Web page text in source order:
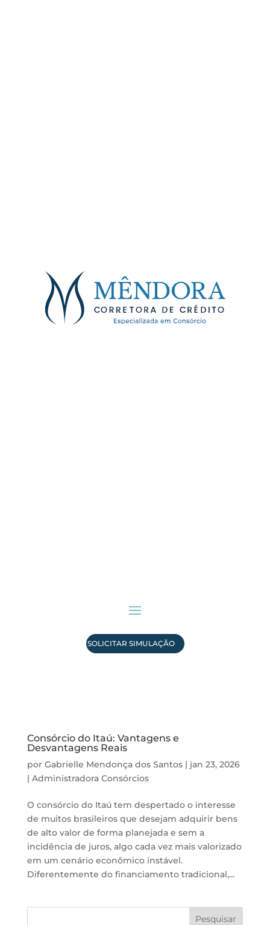
SOLICITAR SIMULAÇÃO
Consórcio do Itaú: Vantagens e
Desvantagens Reais
por Gabrielle Mendonça dos Santos| jan 23, 2026
| Administradora Consórcios
O consórcio do Itaú tem despertado o interesse
de muitos brasileiros que desejam adquirir bens
de alto valor de forma planejada e sem a
incidência de juros, algo cada vez mais valorizado
em um cenário econômico instável.
Diferentemente do financiamento tradicional,...
Pesquisar